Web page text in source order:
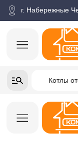
г. Набережные Челны
Котлы отопления
+7-937-778-33-11